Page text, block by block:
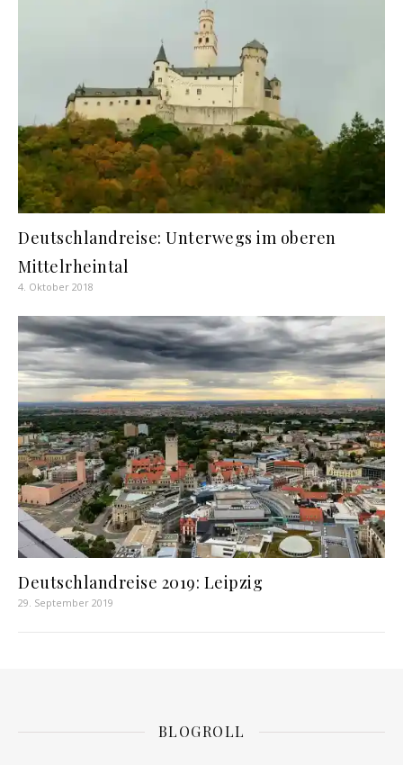
Deutschlandreise: Unterwegs im oberen
Mittelrheintal
4. Oktober 2018
Deutschlandreise 2019: Leipzig
29. September 2019
BLOGROLL